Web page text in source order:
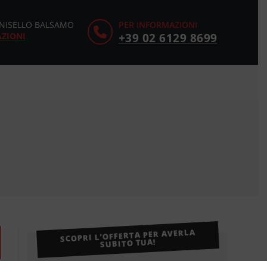
PER INFORMAZIONI
+39 02 6129 8699
BALSAMO
SCOPRI L’OFFERTA PER AVERLA
SUBITO TUA!